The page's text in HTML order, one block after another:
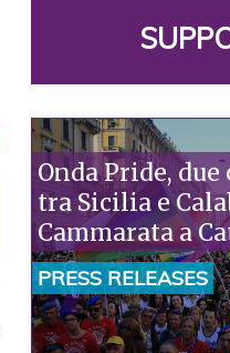
Onda Pride,
tra Sicilia e
Cammarata a
Piazzoni:
nostra
PRESS RELEASES